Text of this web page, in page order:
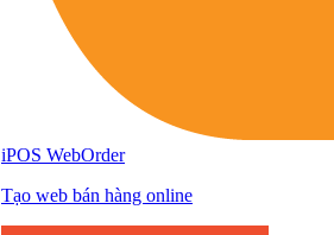
iPOS WebOrder
Tạo web bán hàng online